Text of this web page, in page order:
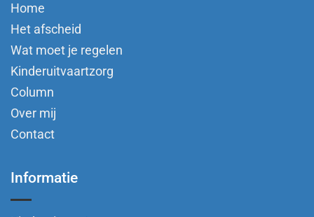
Home
Het afscheid
Wat moet je regelen
Kinderuitvaartzorg
Column
Over mij
Contact
Informatie